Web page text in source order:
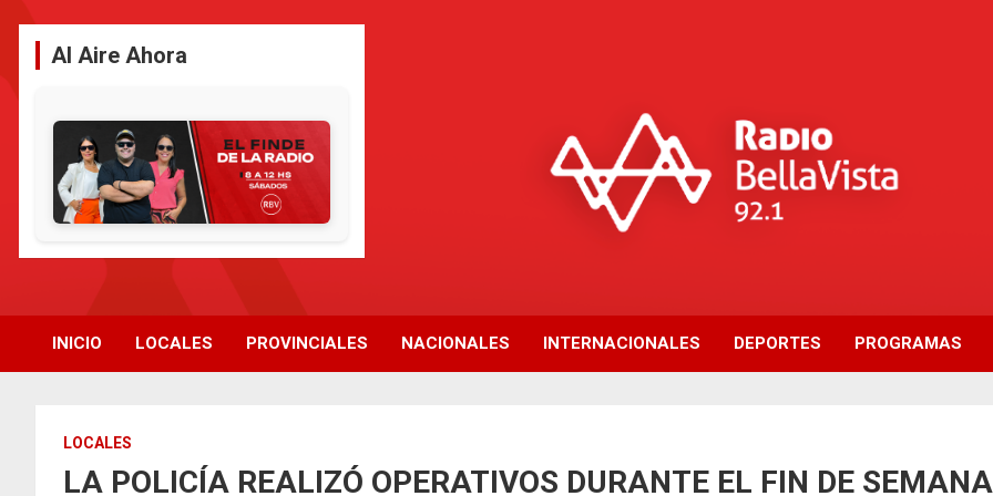
contenidoAl Aire Ahora
INICIO LOCALES PROVINCIALES NACIONALES INTERNACIONALES DEPORTES PROGRAMAS
LOCALES
LA POLICÍA REALIZÓ OPERATIVOS DURANTE EL FIN DE